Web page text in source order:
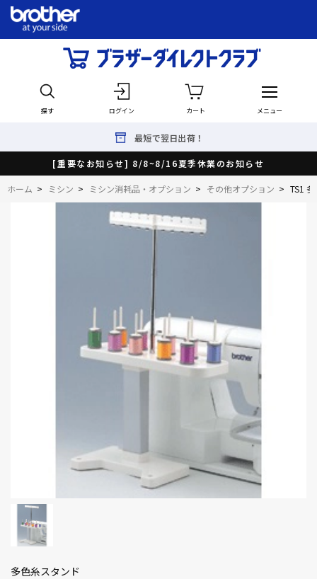
探す ログイン カート メニュー
最短で翌日出荷！
[重要なお知らせ] 8/8~8/16夏季休業のお知らせ
ホーム > ミシン > ミシン消耗品・オプション > その他オプション > TS1
多色糸スタンド